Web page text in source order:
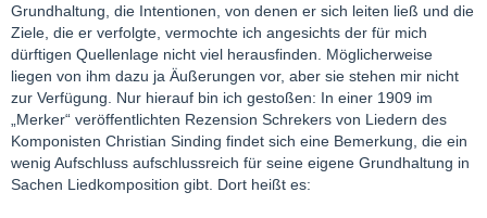
Grundhaltung, die Intentionen, von denen er sich leiten ließ und die
Ziele, die er verfolgte, vermochte ich angesichts der für mich
dürftigen Quellenlage nicht viel herausfinden. Möglicherweise
liegen von ihm dazu ja Äußerungen vor, aber sie stehen mir nicht
zur Verfügung. Nur hierauf bin ich gestoßen: In einer 1909 im
„Merker“ veröffentlichten Rezension Schrekers von Liedern des
Komponisten Christian Sinding findet sich eine Bemerkung, die ein
wenig Aufschluss aufschlussreich für seine eigene Grundhaltung in
Sachen Liedkomposition gibt. Dort heißt es: